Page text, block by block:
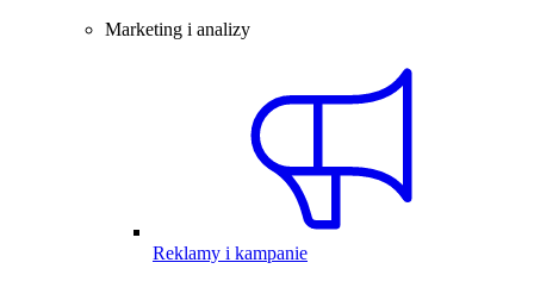
Marketing i analizy
Reklamy i kampanie